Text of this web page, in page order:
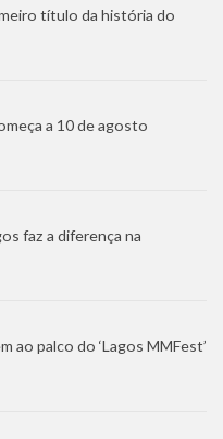
título da história do
a 10 de agosto
faz a diferença na
ao palco do ‘Lagos MMFest’